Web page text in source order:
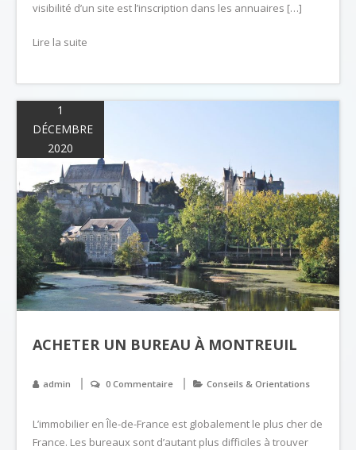
visibilité d’un site est l’inscription dans les annuaires […]
Lire la suite
1
DÉCEMBRE
2020
ACHETER UN BUREAU À MONTREUIL
admin 0 Commentaire Conseils & Orientations
L’immobilier en Île-de-France est globalement le plus cher de
France. Les bureaux sont d’autant plus difficiles à trouver